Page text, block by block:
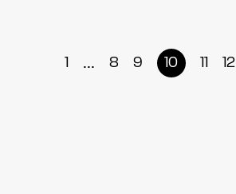
1 ... 8 9 10 11 12